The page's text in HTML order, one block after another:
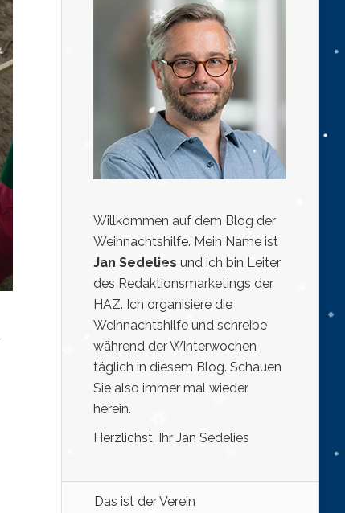
Willkommen auf dem Blog der
Weihnachtshilfe. Mein Name ist
Jan Sedelies und ich bin Leiter
des Redaktionsmarketings der
HAZ. Ich organisiere die
Weihnachtshilfe und schreibe
während der Winterwochen
täglich in diesem Blog. Schauen
Sie also immer mal wieder
herein.
Herzlichst, Ihr Jan Sedelies
Das ist der Verein